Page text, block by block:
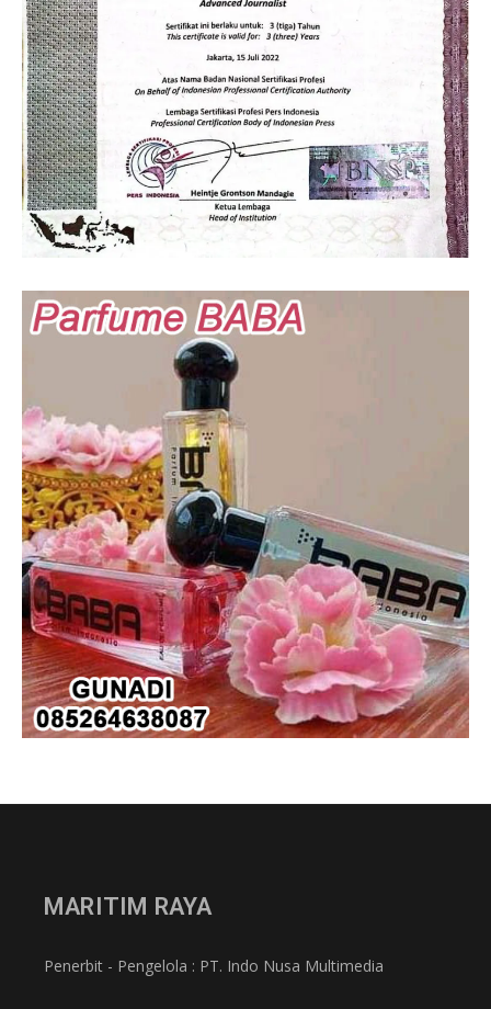
MARITIM RAYA
Penerbit - Pengelola : PT. Indo Nusa Multimedia